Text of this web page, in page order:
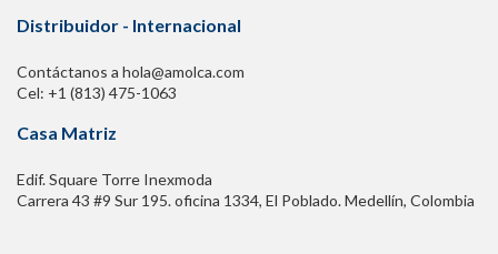
Distribuidor - Internacional
Contáctanos a hola@amolca.com
Cel: +1 (813) 475-1063
Casa Matriz
Edif. Square Torre Inexmoda
Carrera 43 #9 Sur 195. oficina 1334, El Poblado. Medellín, Colombia